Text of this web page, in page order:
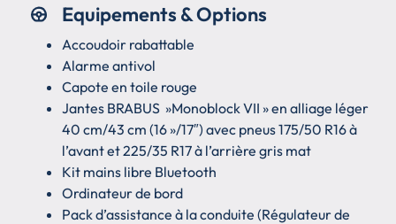
Equipements & Options
Accoudoir rabattable
Alarme antivol
Capote en toile rouge
Jantes BRABUS »Monoblock VII » en alliage léger
40 cm/43 cm (16 »/17″) avec pneus 175/50 R16 à
l’avant et 225/35 R17 à l’arrière gris mat
Kit mains libre Bluetooth
Ordinateur de bord
Pack d’assistance à la conduite (Régulateur de